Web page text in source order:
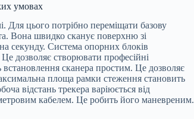
умовах
Для цього потрібно переміщати базову
Вона швидко сканує поверхню зі
секунду. Система опорних блоків
дозволяє створювати професійні
сканера простим. Це дозволяє
площа рамки стеження становить
відстань трекера варіюється від
кабелем. Це робить його маневреним.